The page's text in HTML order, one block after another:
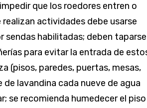
que los roedores entren o
realizan actividades debe usarse
sendas habilitadas; deben
para evitar la entrada de
(pisos, paredes, puertas, mesas,
lavandina cada nueve de agua
se recomienda humedecer el piso